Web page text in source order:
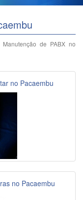
Manutenção de PABX no
no Pacaembu
no Pacaembu